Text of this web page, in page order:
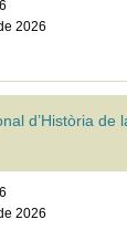
2026
d’Història de
2026